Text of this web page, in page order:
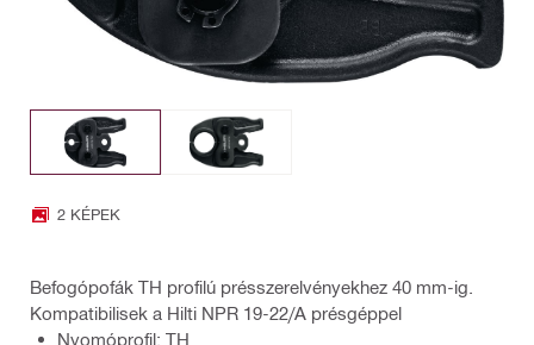
2 KÉPEK
Befogópofák TH profilú présszerelvényekhez 40 mm-ig.
Kompatibilisek a Hilti NPR 19-22/A présgéppel
Nyomóprofil: TH